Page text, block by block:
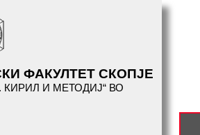
ФАКУЛТЕТ СКОПЈЕ
КИРИЛ И МЕТОДИЈ“ ВО